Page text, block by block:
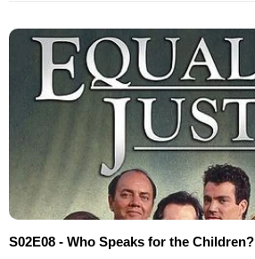
S02E08 - Who Speaks for the Children?